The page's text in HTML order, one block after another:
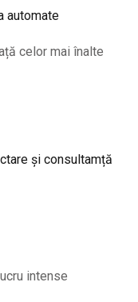
automate
celor mai înalte
și consultamță
intense